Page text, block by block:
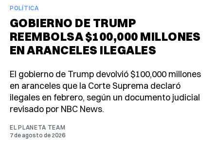
POLÍTICA
GOBIERNO DE TRUMP
REEMBOLSA $100,000 MILLONES
EN ARANCELES ILEGALES
El gobierno de Trump devolvió $100,000 millones
en aranceles que la Corte Suprema declaró
ilegales en febrero, según un documento judicial
revisado por NBC News.
EL PLANETA TEAM
7 de agosto de 2026